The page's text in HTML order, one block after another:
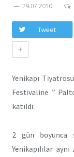
29.07.2010
Tweet
+
Yenikapı
Festivaline ”
katıldı.
2 gün boyunca
Yenikapılılar